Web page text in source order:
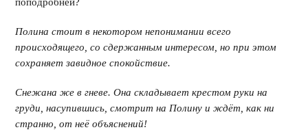
Полина стоит в некотором непонимании всего
происходящего, со сдержанным интересом, но при этом
сохраняет завидное спокойствие.
Снежана же в гневе. Она складывает крестом руки на
груди, насупившись, смотрит на Полину и ждёт, как ни
странно, от неё объяснений!